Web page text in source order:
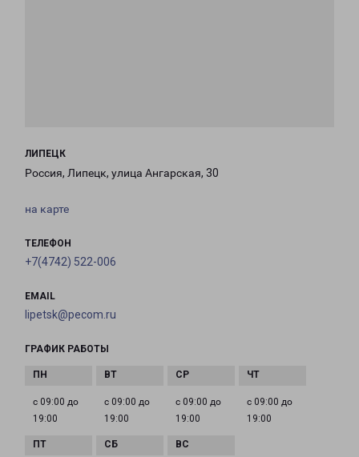
ЛИПЕЦК
Россия, Липецк, улица Ангарская, 30
на карте
ТЕЛЕФОН
+7(4742) 522-006
EMAIL
lipetsk@pecom.ru
ГРАФИК РАБОТЫ
с 09:00 до
19:00
с 09:00 до
19:00
с 09:00 до
19:00
с 09:00 до
19:00